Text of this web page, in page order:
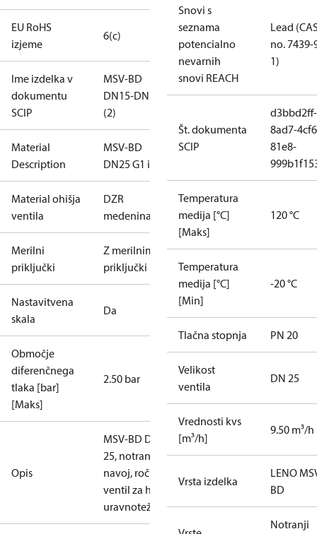
EU RoHS
izjeme
6(c)
Ime izdelka v
dokumentu
SCIP
MSV-BD
DN15-DN50
(2)
Material
Description
MSV-BD
DN25 G1 int2
Material ohišja
ventila
DZR
medenina
Merilni
priključki
Z merilnimi
priključki
Nastavitvena
skala
Da
Območje
diferenčnega
tlaka [bar]
[Maks]
2.50 bar
Opis
MSV-BD DN
25, notranji
navoj, ročni
ventil za hidr.
uravnoteženje
Snovi s
seznama
potencialno
nevarnih
snovi REACH
Lead
no. 7439-
1)
Št. dokumenta
SCIP
d3bbd2ff-
8ad7-
81e8-
Temperatura
medija [°C]
[Maks]
120 °C
Temperatura
medija [°C]
[Min]
-20 °C
Tlačna stopnja PN 20
Velikost
ventila
DN 25
Vrednosti kvs
[m³/h]
9.50 m³/h
Vrsta izdelka
LENO
BD
Notranji